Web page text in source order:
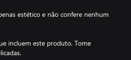
estético e não confere nenhum
incluem este produto. Tome